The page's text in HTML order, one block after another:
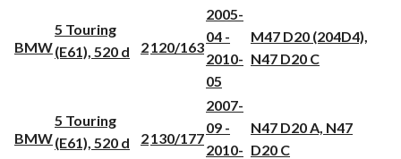
BMW
5 Touring
(E61), 520 d
2120/163
2005-
04 -
2010-
05
M47 D20 (204D4),
N47 D20 C
BMW
5 Touring
(E61), 520 d
2130/177
2007-
09 -
2010-
N47 D20 A, N47
D20 C